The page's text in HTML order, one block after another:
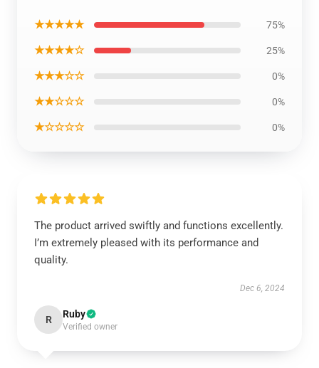
★★★★★ 75%
★★★★☆ 25%
★★★☆☆ 0%
★★☆☆☆ 0%
★☆☆☆☆ 0%
The product arrived swiftly and functions excellently.
I’m extremely pleased with its performance and
quality.
Dec 6, 2024
R Ruby
Verified owner